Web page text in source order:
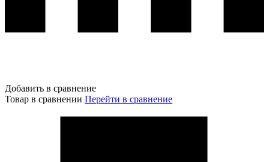
Добавить в сравнение
Товар в сравнении Перейти в сравнение